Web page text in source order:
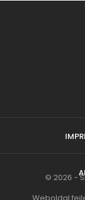
© 2026 -
Weboldal